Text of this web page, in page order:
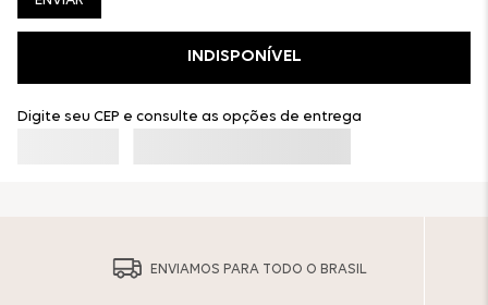
INDISPONÍVEL
Digite seu CEP e consulte as opções de entrega
ENVIAMOS PARA TODO O BRASIL